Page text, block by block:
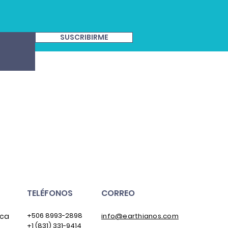
SUSCRIBIRME
TELÉFONOS
+506 8993-2898
+1 (831) 331-9414
CORREO
info@earthianos.com